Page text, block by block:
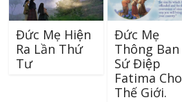
Đức Mẹ Hiện
Ra Lần Thứ
Tư
Đức Mẹ
Thông Ban
Sứ Điệp
Fatima Cho
Thế Giới.